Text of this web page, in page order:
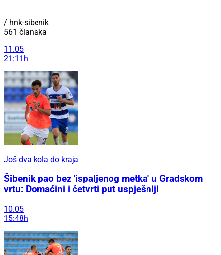
/ hnk-sibenik
561 članaka
11.05
21:11h
Još dva kola do kraja
Šibenik pao bez 'ispaljenog metka' u Gradskom
vrtu: Domaćini i četvrti put uspješniji
10.05
15:48h